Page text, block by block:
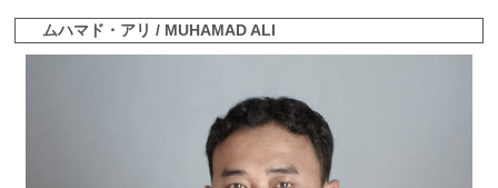
ムハマド・アリ / MUHAMAD ALI